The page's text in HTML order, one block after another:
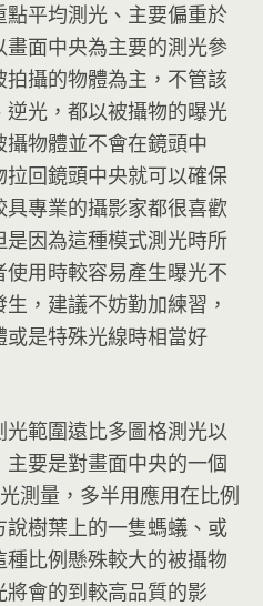
平均測光、主要偏重於
面中央為主要的測光參
攝的物體為主，不管該
光，都以被攝物的曝光
物體並不會在鏡頭中
回鏡頭中央就可以確保
專業的攝影家都很喜歡
因為這種模式測光時所
用時較容易產生曝光不
，建議不妨勤加練習，
是特殊光線時相當好
範圍遠比多圖格測光以
要是對畫面中央的一個
測量，多半用應用在比例
樹葉上的一隻螞蟻、或
比例懸殊較大的被攝物
會的到較高品質的影